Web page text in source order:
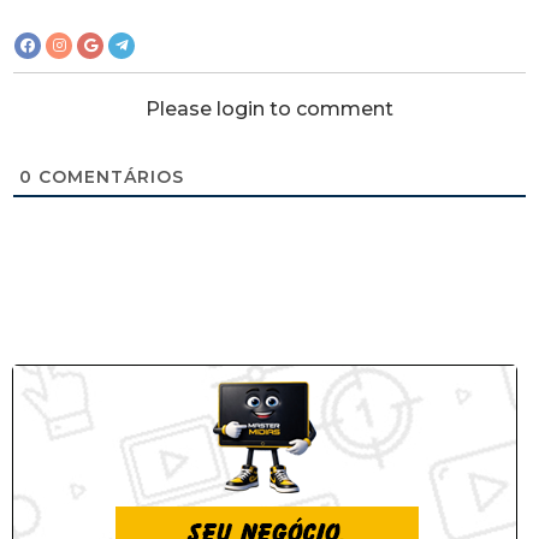
Please login to comment
0 COMENTÁRIOS